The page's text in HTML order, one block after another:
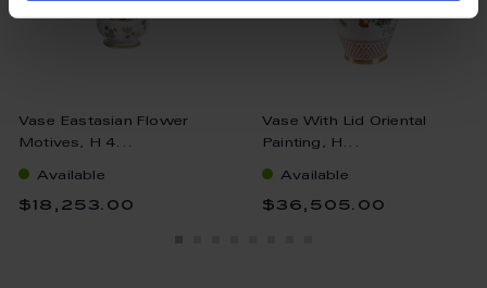
Vase Eastasian Flower
Motives, H 4...
Available
$18,253.00
Vase With Lid Oriental
Painting, H...
Available
$36,505.00